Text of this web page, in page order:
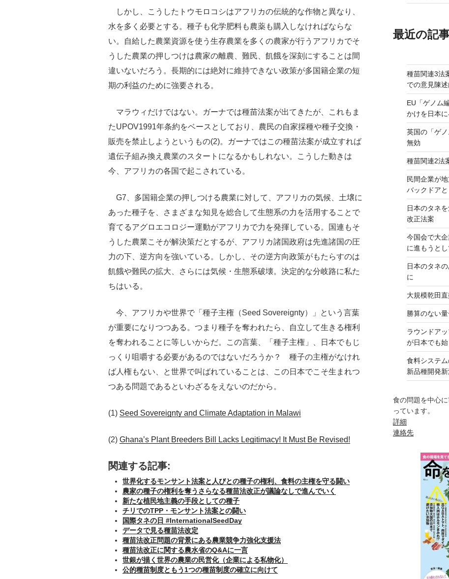
しかし、こうしたトウモロコシはアフリカの伝統的な作物と異なり、
水を多く必要とする。種子も化学肥料も農薬も購入しなければならな
い。自給した農業資源を使う生存農業を多くの農家が行うアフリカでそ
うした農業の押しつけは農家の離農、難民、飢餓を深刻にすることは間
違いないだろう。長期的には絶対に維持できない政策が多国籍企業の短
期の利益のために強要される。
マラウィだけではない。ガーナでは種苗法案が出てきたが、これもま
たUPOV1991年条約をベースとしており、農民の自家採種や種子交換・
販売を禁止しようというもの(2)。ガーナではこの種苗法案が成立すれば
遺伝子組み換え農業のスタートになるかもしれない。こうした動きは
今、アフリカの各国で起こされている。
G7、多国籍企業の押しつける農業に対して、アフリカの気候、土壌に
あった種子を、さまざまな知見を総合して生態系の力を活用することで
育てるアグロエコロジー運動がアフリカで力を発揮している。国連もそ
うした農業こそが解決策だとするが、アフリカ諸国政府は先進諸国の圧
力の下、逆方向を強いている。しかし、その逆方向政策がもたらすのは
飢餓や難民の拡大、さらには気候・生態系破壊。決定的な分岐路に私た
ちはいる。
今、アフリカや世界で「種子主権（Seed Sovereignty）」という言葉
が重要になりつつある。つまり種子を奪われたら、自立して生きる権利
を奪われることに等しいからだ。この言葉、「種子主権」、日本でもじ
っくり咀嚼する必要があるのではないだろうか？ 種子の主権がなけれ
ば人権もない、と世界で叫ばれていることは、この日本でこそ生まれつ
つある問題であるといわざるをえないのだから。
(1) Seed Sovereignty and Climate Adaptation in Malawi
(2) Ghana’s Plant Breeders Bill Lacks Legitimacy! It Must Be Revised!
関連する記事:
世界化するモンサント法案と人びとの種子の権利、食料の主権を守る闘い
農家の種子の権利を奪うさらなる種苗法改正が議論なしで進んでいく
新たな植民地主義の手段としての種子
チリでのTPP・モンサント法案との闘い
国際タネの日 #InternationalSeedDay
データで見る種苗法改定
種苗法改正問題の背景にある農業競争力強化支援法
種苗法改正に関する農水省のQ&Aに一言
世銀が描く世界の農業の民営化（企業による私物化）
公的種苗制度ともう1つの種苗制度の確立に向けて
最近の記
種苗関連3法
での意見陳
EU「ゲノム
かけを日本に
英国の「ゲ
無効
種苗関連2法
民間企業が
バックドア
日本のタネ
改正法案
今国会で大
に進もうと
日本のタネ
に
大規模乾田
勝算のない
ラウンドア
が日本でも始
食料システ
新品種開発
食の問題を中心
っています。
詳細
連絡先